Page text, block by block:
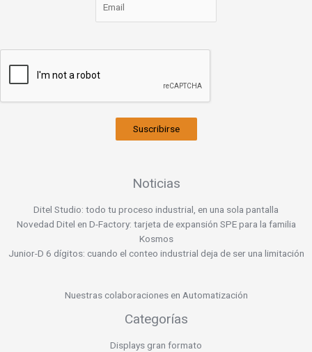
Suscribirse
Noticias
Ditel Studio: todo tu proceso industrial, en una sola pantalla
Novedad Ditel en D-Factory: tarjeta de expansión SPE para la familia
Kosmos
Junior-D 6 dígitos: cuando el conteo industrial deja de ser una limitación
Nuestras colaboraciones en Automatización
Categorías
Displays gran formato